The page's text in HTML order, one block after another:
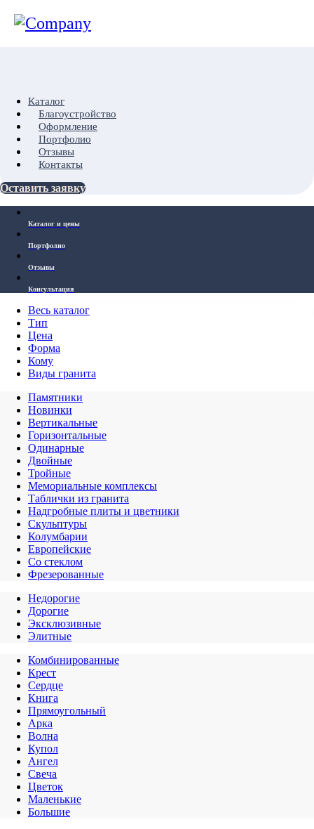
Каталог
Благоустройство
Оформление
Портфолио
Отзывы
Контакты
Оставить заявку
Каталог и цены
Портфолио
Отзывы
Консультация
Весь каталог
Тип
Цена
Форма
Кому
Виды гранита
Памятники
Новинки
Вертикальные
Горизонтальные
Одинарные
Двойные
Тройные
Мемориальные комплексы
Таблички из гранита
Надгробные плиты и цветники
Скульптуры
Колумбарии
Европейские
Со стеклом
Фрезерованные
Недорогие
Дорогие
Эксклюзивные
Элитные
Комбинированные
Крест
Сердце
Книга
Прямоугольный
Арка
Волна
Купол
Ангел
Свеча
Цветок
Маленькие
Большие